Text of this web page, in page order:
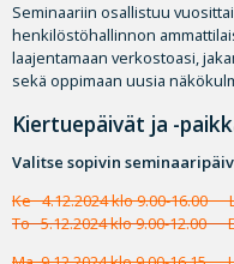
Seminaariin osallistuu
henkilöstöhallinnon
laajentamaan verkostoasi,
sekä oppimaan uusia
Kiertuepäivät ja -
Valitse sopivin
Ke 4.12.2024 klo 9.00-16.00
To 5.12.2024 klo 9.00-12.00